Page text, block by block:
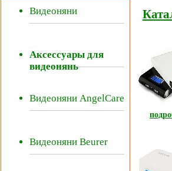
Видеоняни
Аксессуары для
видеонянь
Видеоняни AngelCare
Видеоняни Beurer